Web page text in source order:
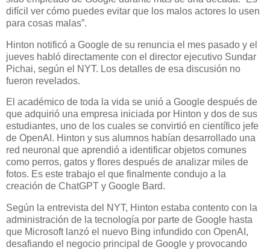
difícil ver cómo puedes evitar que los malos actores lo usen
para cosas malas”.
Hinton notificó a Google de su renuncia el mes pasado y el
jueves habló directamente con el director ejecutivo Sundar
Pichai, según el NYT. Los detalles de esa discusión no
fueron revelados.
El académico de toda la vida se unió a Google después de
que adquirió una empresa iniciada por Hinton y dos de sus
estudiantes, uno de los cuales se convirtió en científico jefe
de OpenAI. Hinton y sus alumnos habían desarrollado una
red neuronal que aprendió a identificar objetos comunes
como perros, gatos y flores después de analizar miles de
fotos. Es este trabajo el que finalmente condujo a la
creación de ChatGPT y Google Bard.
Según la entrevista del NYT, Hinton estaba contento con la
administración de la tecnología por parte de Google hasta
que Microsoft lanzó el nuevo Bing infundido con OpenAI,
desafiando el negocio principal de Google y provocando